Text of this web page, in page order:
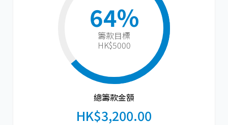
64%
籌款目標​
HK$5000
總籌款金額​
HK$3,200.00